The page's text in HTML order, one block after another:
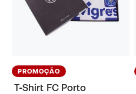
PROMOÇÃO
T-Shirt FC Porto